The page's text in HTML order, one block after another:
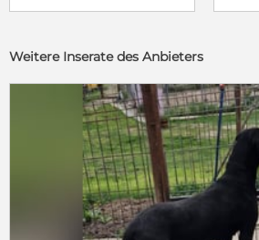
Weitere Inserate des Anbieters